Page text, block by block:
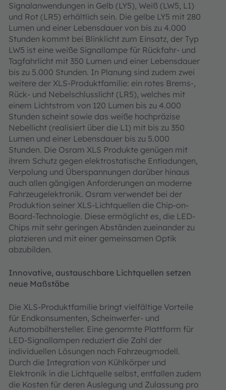
Signalanwendungen in Gelb (LY5), Weiß (LW5, L1)
und Rot (LR5) erhältlich sein. Die gelbe LY5 mit 280
Lumen und einer Lebensdauer von bis zu 4.000
Stunden kommt bei Blinklicht zum Einsatz, der Typ
LW5 ist eine weiße Signallampe für Rückfahr- und
Tagfahrlicht mit 350 Lumen und einer Lebensdauer
bis zu 5.000 Stunden. In Planung sind zudem zwei
weitere der XLS-Produktfamilie: ein rotes Brems-,
Rück- und Nebelschlusslicht (LR5), welches mit
einem Lichtstrom von 120 Lumen bis zu 4.000
Stunden scheint sowie das weiße hochpräzise
Nebellicht (realisiert über die L1) mit bis zu 350
Lumen und einer Lebensdauer bis zu 5.000
Stunden. Die Osram XLS Produkte genügen mit
ihrem Schutz gegen elektrostatische Entladungen,
Verpolung und Überspannungen darüber hinaus
auch allen gängigen Anforderungen an moderne
Fahrzeugelektronik. Osram verwendet bei der
Produktion seiner XLS-Lichtquellen die Chip-on-
Board-Technologie. Diese ermöglicht es, die LED-
Chips mit sehr geringen Abständen zueinander zu
platzieren und mit einer gemeinsamen Optik
abzubilden.
Innovative, austauschbare Lichtquellen setzen
neue Maßstäbe
Die XLS-Produktfamilie bringt vielfältige Vorteile
für Endkonsumenten, Scheinwerfer- und
Automobilhersteller. Eine genormte Plattform für
LED-Signallampen reduziert die Zahl der
individuellen Lösungen nach Fahrzeugmodell.
Durch die Integration von Kühlkörper und
Elektronik in die Lichtquelle selbst, entfallen zudem
die Kosten für deren Auslegung und Zulassung pro